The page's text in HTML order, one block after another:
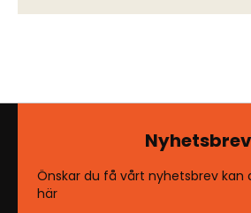
Nyhetsbrev
Önskar du få vårt nyhetsbrev kan
här